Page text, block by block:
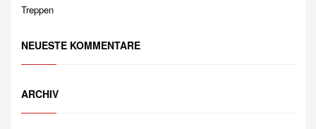
NEUESTE KOMMENTARE
ARCHIV